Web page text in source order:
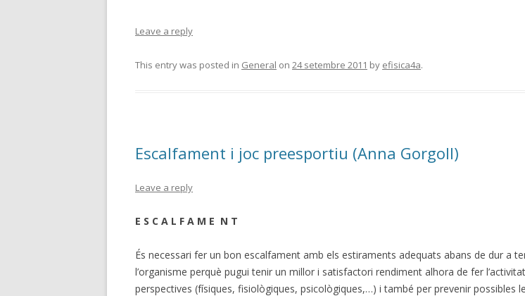
Leave a reply
This entry was posted in General on 24 setembre 2011 by efisica4a.
Escalfament i joc preesportiu (Anna Gorgoll)
Leave a reply
E S C A L F A M E N T
És necessari fer un bon escalfament amb els estiraments adequats abans de dur a
l’organisme perquè pugui tenir un millor i satisfactori rendiment alhora de fer
perspectives (físiques, fisiològiques, psicològiques,…) i també per prevenir possibles